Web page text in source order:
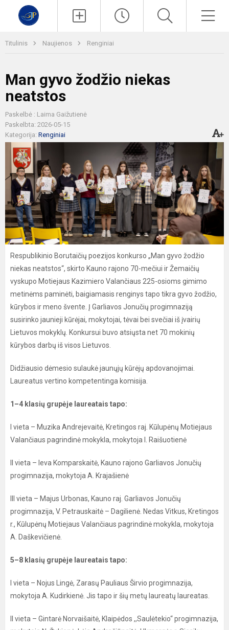
Titulinis Naujienos Renginiai
Man gyvo žodžio niekas
neatstos
Paskelbė : Laima Gaižutienė
Paskelbta: 2026-05-15
Kategorija: Renginiai
Respublikinio Borutaičių poezijos konkurso „Man gyvo žodžio
niekas neatstos“, skirto Kauno rajono 70-mečiui ir Žemaičių
vyskupo Motiejaus Kazimiero Valančiaus 225-osioms gimimo
metinėms paminėti, baigiamasis renginys tapo tikra gyvo žodžio,
kūrybos ir meno švente. Į Garliavos Jonučių progimnaziją
susirinko jaunieji kūrėjai, mokytojai, tėvai bei svečiai iš įvairių
Lietuvos mokyklų. Konkursui buvo atsiųsta net 70 mokinių
kūrybos darbų iš visos Lietuvos.
Didžiausio dėmesio sulaukė jaunųjų kūrėjų apdovanojimai.
Laureatus vertino kompetentinga komisija.
1–4 klasių grupėje laureatais tapo:
I vieta – Muzika Andrejevaitė, Kretingos raj. Kūlupėnų Motiejaus
Valančiaus pagrindinė mokykla, mokytoja I. Raišuotienė
II vieta – Ieva Komparskaitė, Kauno rajono Garliavos Jonučių
progimnazija, mokytoja A. Krajašienė
III vieta – Majus Urbonas, Kauno raj. Garliavos Jonučių
progimnazija, V. Petrauskaitė – Dagilienė. Nedas Vitkus, Kretingos
r., Kūlupėnų Motiejaus Valančiaus pagrindinė mokykla, mokytoja
A. Daškevičienė.
5–8 klasių grupėje laureatais tapo:
I vieta – Nojus Lingė, Zarasų Pauliaus Širvio progimnazija,
mokytoja A. Kudirkienė. Jis tapo ir šių metų laureatų laureatas.
II vieta – Gintarė Norvaišaitė, Klaipėdos ,,Saulėtekio“ progimnazija,